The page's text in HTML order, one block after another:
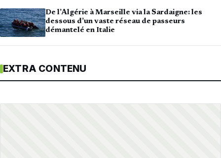
De l’Algérie à Marseille via la Sardaigne: les
dessous d’un vaste réseau de passeurs
démantelé en Italie
EXTRA CONTENU